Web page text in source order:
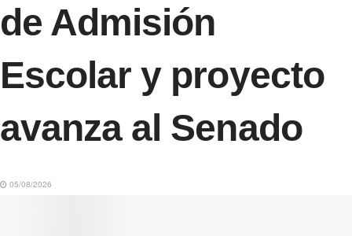
de Admisión
Escolar y proyecto
avanza al Senado
05/08/2026